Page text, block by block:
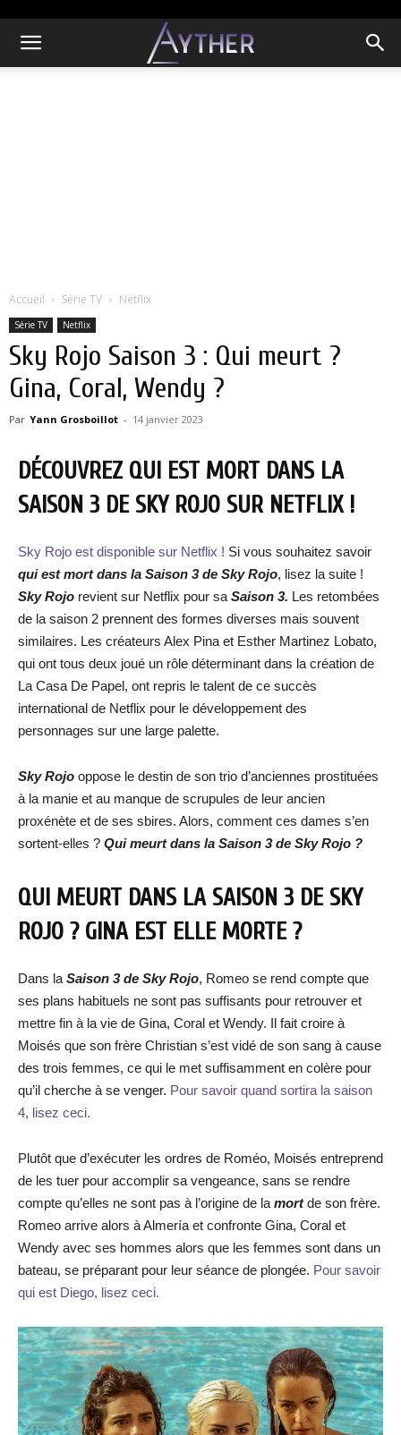
Accueil Série TV Netflix
Série TV Netflix
Sky Rojo Saison 3 : Qui meurt ?
Gina, Coral, Wendy ?
Par Yann Grosboillot - 14 janvier 2023
DÉCOUVREZ QUI EST MORT DANS LA
SAISON 3 DE SKY ROJO SUR NETFLIX !
Sky Rojo est disponible sur Netflix ! Si vous souhaitez savoir
qui est mort dans la Saison 3 de Sky Rojo, lisez la suite !
Sky Rojo revient sur Netflix pour sa Saison 3. Les retombées
de la saison 2 prennent des formes diverses mais souvent
similaires. Les créateurs Alex Pina et Esther Martinez Lobato,
qui ont tous deux joué un rôle déterminant dans la création de
La Casa De Papel, ont repris le talent de ce succès
international de Netflix pour le développement des
personnages sur une large palette.
Sky Rojo oppose le destin de son trio d’anciennes prostituées
à la manie et au manque de scrupules de leur ancien
proxénète et de ses sbires. Alors, comment ces dames s’en
sortent-elles ? Qui meurt dans la Saison 3 de Sky Rojo ?
QUI MEURT DANS LA SAISON 3 DE SKY
ROJO ? GINA EST ELLE MORTE ?
Dans la Saison 3 de Sky Rojo, Romeo se rend compte que
ses plans habituels ne sont pas suffisants pour retrouver et
mettre fin à la vie de Gina, Coral et Wendy. Il fait croire à
Moisés que son frère Christian s’est vidé de son sang à cause
des trois femmes, ce qui le met suffisamment en colère pour
qu’il cherche à se venger. Pour savoir quand sortira la saison
4, lisez ceci.
Plutôt que d’exécuter les ordres de Roméo, Moisés entreprend
de les tuer pour accomplir sa vengeance, sans se rendre
compte qu’elles ne sont pas à l’origine de la mortde son frère.
Romeo arrive alors à Almería et confronte Gina, Coral et
Wendy avec ses hommes alors que les femmes sont dans un
bateau, se préparant pour leur séance de plongée. Pour savoir
qui est Diego, lisez ceci.